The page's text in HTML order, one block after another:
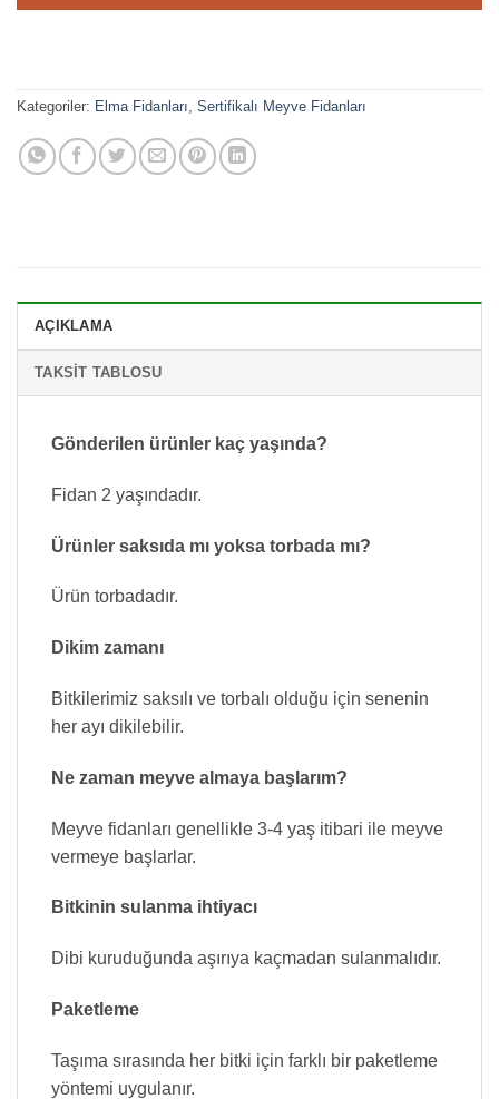
Kategoriler: Elma Fidanları, Sertifikalı Meyve Fidanları
AÇIKLAMA
TAKSIT TABLOSU
Gönderilen ürünler kaç yaşında?
Fidan 2 yaşındadır.
Ürünler saksıda mı yoksa torbada mı?
Ürün torbadadır.
Dikim zamanı
Bitkilerimiz saksılı ve torbalı olduğu için senenin
her ayı dikilebilir.
Ne zaman meyve almaya başlarım?
Meyve fidanları genellikle 3-4 yaş itibari ile meyve
vermeye başlarlar.
Bitkinin sulanma ihtiyacı
Dibi kuruduğunda aşırıya kaçmadan sulanmalıdır.
Paketleme
Taşıma sırasında her bitki için farklı bir paketleme
yöntemi uygulanır.